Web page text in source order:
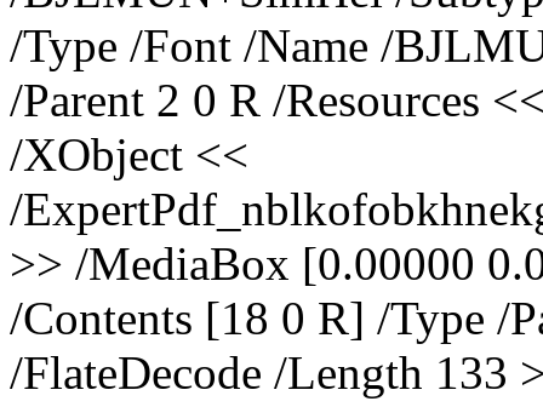
/Type /Font /Name /
/Parent 2 0 R /Resources
/XObject <<
/
>> /MediaBox [0.00000
/Contents [18 0 R] /Type /
/FlateDecode /Length 133